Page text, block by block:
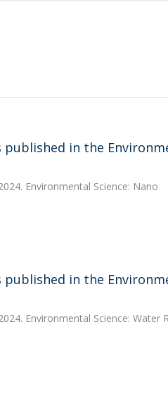
in the
Environmental Science: Nano
in the
Environmental Science: Water